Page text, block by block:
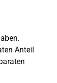
Anteil